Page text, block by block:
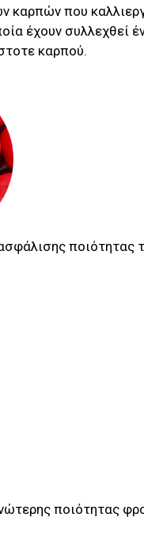
καρπών που
έχουν συλλεχθεί
καρπού.
ποιότητας
ποιότητας